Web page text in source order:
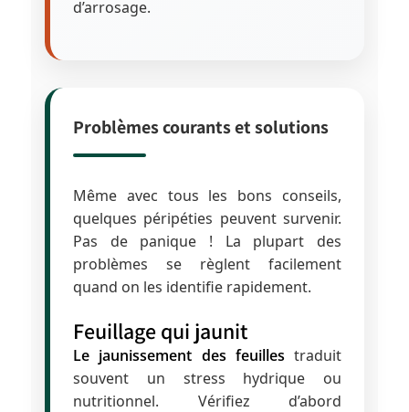
d’arrosage.
Problèmes courants et solutions
Même avec tous les bons conseils,
quelques péripéties peuvent survenir.
Pas de panique ! La plupart des
problèmes se règlent facilement
quand on les identifie rapidement.
Feuillage qui jaunit
Le jaunissement des feuilles traduit
souvent un stress hydrique ou
nutritionnel. Vérifiez d’abord